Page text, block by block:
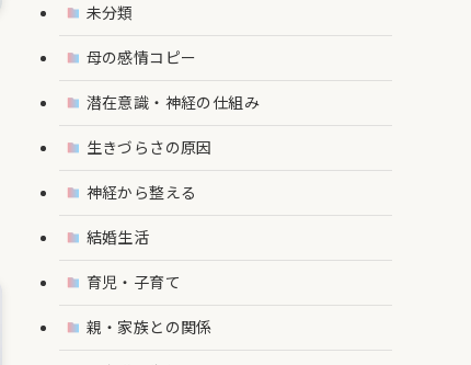
未分類
母の感情コピー
潜在意識・神経の仕組み
生きづらさの原因
神経から整える
結婚生活
育児・子育て
親・家族との関係